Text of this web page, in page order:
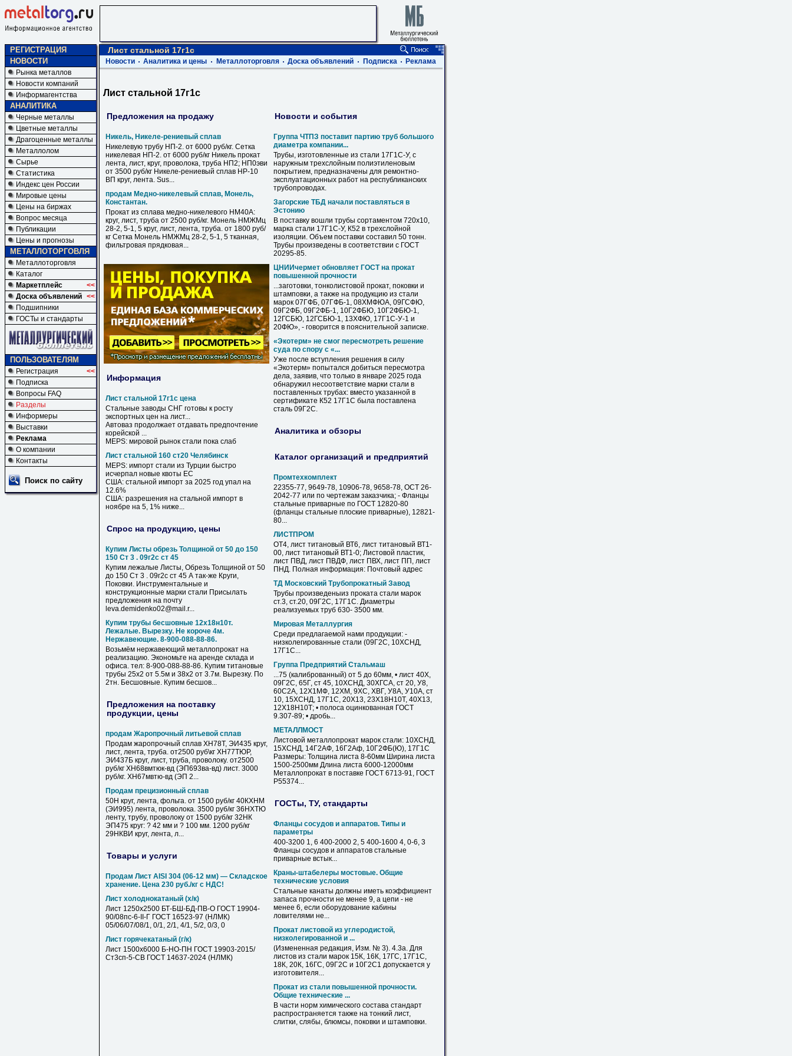
РЕГИСТРАЦИЯ
НОВОСТИ
Рынка металлов
Новости компаний
Информагентства
АНАЛИТИКА
Черные металлы
Цветные металлы
Драгоценные металлы
Металлолом
Сырье
Статистика
Индекс цен России
Мировые цены
Цены на биржах
Вопрос месяца
Публикации
Цены и прогнозы
МЕТАЛЛОТОРГОВЛЯ
Металлоторговля
Каталог
Маркетплейс
<<
Доска объявлений <<
Подшипники
ГОСТы и стандарты
ПОЛЬЗОВАТЕЛЯМ
Регистрация
<<
Подписка
Вопросы FAQ
Разделы
Информеры
Выставки
Реклама
О компании
Контакты
Поиск по сайту
Лист стальной 17г1с
Новости Аналитика и цены Металлоторговля Доска объявлений Подписка Реклама
Лист стальной 17г1с
Предложения на продажу
Никель, Никеле-рениевый сплав
Никелевую трубу НП-2. от 6000 руб/кг. Сетка
никелевая НП-2. от 6000 руб/кг Никель прокат
лента, лист, круг, проволока, труба НП2; НП0эви
от 3500 руб/кг Никеле-рениевый сплав НР-10
ВП круг, лента. Sus...
продам Медно-никелевый сплав, Монель,
Константан.
Прокат из сплава медно-никелевого НМ40А:
круг, лист, труба от 2500 руб/кг. Монель НМЖМц
28-2, 5-1, 5 круг, лист, лента, труба. от 1800 руб/
кг Сетка Монель НМЖМц 28-2, 5-1, 5 тканная,
фильтровая прядковая...
Информация
Лист стальной 17г1с цена
Стальные заводы СНГ готовы к росту
экспортных цен на лист...
Автоваз продолжает отдавать предпочтение
корейской ...
MEPS: мировой рынок стали пока слаб
Лист стальной 160 ст20 Челябинск
MEPS: импорт стали из Турции быстро
исчерпал новые квоты ЕС
США: стальной импорт за 2025 год упал на
12.6%
США: разрешения на стальной импорт в
ноябре на 5, 1% ниже...
Спрос на продукцию, цены
Купим Листы обрезь Толщиной от 50 до 150
150 Ст 3 . 09г2с ст 45
Купим лежалые Листы, Обрезь Толщиной от 50
до 150 Ст 3 . 09г2с ст 45 А так-же Круги,
Поковки. Инструментальные и
конструкционные марки стали Присылать
предложения на почту
leva.demidenko02@mail.r...
Купим трубы бесшовные 12х18н10т.
Лежалые. Вырезку. Не короче 4м.
Нержавеющие. 8-900-088-88-86.
Возьмём нержавеющий металлопрокат на
реализацию. Экономьте на аренде склада и
офиса. тел: 8-900-088-88-86. Купим титановые
трубы 25х2 от 5.5м и 38х2 от 3.7м. Вырезку. По
2тн. Бесшовные. Купим бесшов...
Предложения на поставку
продукции, цены
продам Жаропрочный литьевой сплав
Продам жаропрочный сплав ХН78Т, ЭИ435 круг,
лист, лента, труба. от2500 руб\кг ХН77ТЮР,
ЭИ437Б круг, лист, труба, проволоку. от2500
руб/кг ХН68вмтюк-вд (ЭП693ва-вд) лист. 3000
руб/кг. ХН67мвтю-вд (ЭП 2...
Продам прецизионный сплав
50Н круг, лента, фольга. от 1500 руб/кг 40КХНМ
(ЭИ995) лента, проволока. 3500 руб/кг 36НХТЮ
ленту, трубу, проволоку от 1500 руб/кг 32НК
ЭП475 круг: ? 42 мм и ? 100 мм. 1200 руб/кг
29НКВИ круг, лента, л...
Товары и услуги
Продам Лист AISI 304 (06-12 мм) — Складское
хранение. Цена 230 руб./кг с НДС!
Лист холоднокатаный (х/к)
Лист 1250х2500 БТ-БШ-БД-ПВ-О ГОСТ 19904-
90/08пс-6-II-Г ГОСТ 16523-97 (НЛМК)
05/06/07/08/1, 0/1, 2/1, 4/1, 5/2, 0/3, 0
Лист горячекатаный (г/к)
Лист 1500х6000 Б-НО-ПН ГОСТ 19903-2015/
Ст3сп-5-СВ ГОСТ 14637-2024 (НЛМК)
Новости и события
Группа ЧТПЗ поставит партию труб большого
диаметра компании...
Трубы, изготовленные из стали 17Г1С-У, с
наружным трехслойным полиэтиленовым
покрытием, предназначены для ремонтно-
эксплуатационных работ на республиканских
трубопроводах.
Загорские ТБД начали поставляться в
Эстонию
В поставку вошли трубы сортаментом 720х10,
марка стали 17Г1С-У, К52 в трехслойной
изоляции. Объем поставки составил 50 тонн.
Трубы произведены в соответствии с ГОСТ
20295-85.
ЦНИИчермет обновляет ГОСТ на прокат
повышенной прочности
...заготовки, тонколистовой прокат, поковки и
штамповки, а также на продукцию из стали
марок 07ГФБ, 07ГФБ-1, 08ХМФЮА, 09ГСФЮ,
09Г2ФБ, 09Г2ФБ-1, 10Г2ФБЮ, 10Г2ФБЮ-1,
12ГСБЮ, 12ГСБЮ-1, 13ХФЮ, 17Г1С-У-1 и
20ФЮ», - говорится в пояснительной записке.
«Экотерм» не смог пересмотреть решение
суда по спору с «...
Уже после вступления решения в силу
«Экотерм» попытался добиться пересмотра
дела, заявив, что только в январе 2025 года
обнаружил несоответствие марки стали в
поставленных трубах: вместо указанной в
сертификате К52 17Г1С была поставлена
сталь 09Г2С.
Аналитика и обзоры
Каталог организаций и предприятий
Промтехкомплект
22355-77, 9649-78, 10906-78, 9658-78, ОСТ 26-
2042-77 или по чертежам заказчика; - Фланцы
стальные приварные по ГОСТ 12820-80
(фланцы стальные плоские приварные), 12821-
80...
ЛИСТПРОМ
ОТ4, лист титановый ВТ6, лист титановый ВТ1-
00, лист титановый ВТ1-0; Листовой пластик,
лист ПВД, лист ПВДФ, лист ПВХ, лист ПП, лист
ПНД. Полная информация: Почтовый адрес
ТД Московский Трубопрокатный Завод
Трубы произведеныиз проката стали марок
ст.3, ст.20, 09Г2С, 17Г1С. Диаметры
реализуемых труб 630- 3500 мм.
Мировая Металлургия
Среди предлагаемой нами продукции: -
низколегированные стали (09Г2С, 10ХСНД,
17Г1С...
Группа Предприятий Стальмаш
...75 (калиброванный) от 5 до 60мм, • лист 40Х,
09Г2С, 65Г, ст 45, 10ХСНД, 30ХГСА, ст 20, У8,
60С2А, 12Х1МФ, 12ХМ, 9ХС, ХВГ, У8А, У10А, ст
10, 15ХСНД, 17Г1С, 20Х13, 23Х18Н10Т, 40Х13,
12Х18Н10Т; • полоса оцинкованная ГОСТ
9.307-89; • дробь...
МЕТАЛЛМОСТ
Листовой металлопрокат марок стали: 10ХСНД,
15ХСНД, 14Г2АФ, 16Г2Аф, 10Г2ФБ(Ю), 17Г1С
Размеры: Толщина листа 8-60мм Ширина листа
1500-2500мм Длина листа 6000-12000мм
Металлопрокат в поставке ГОСТ 6713-91, ГОСТ
Р55374...
ГОСТы, ТУ, стандарты
Фланцы сосудов и аппаратов. Типы и
параметры
400-3200 1, 6 400-2000 2, 5 400-1600 4, 0-6, 3
Фланцы сосудов и аппаратов стальные
приварные встык...
Краны-штабелеры мостовые. Общие
технические условия
Стальные канаты должны иметь коэффициент
запаса прочности не менее 9, а цепи - не
менее 6, если оборудование кабины
ловителями не...
Прокат листовой из углеродистой,
низколегированной и ...
(Измененная редакция, Изм. № 3). 4.3а. Для
листов из стали марок 15К, 16К, 17ГС, 17Г1С,
18К, 20К, 16ГС, 09Г2С и 10Г2С1 допускается у
изготовителя...
Прокат из стали повышенной прочности.
Общие технические ...
В части норм химического состава стандарт
распространяется также на тонкий лист,
слитки, слябы, блюмсы, поковки и штамповки.